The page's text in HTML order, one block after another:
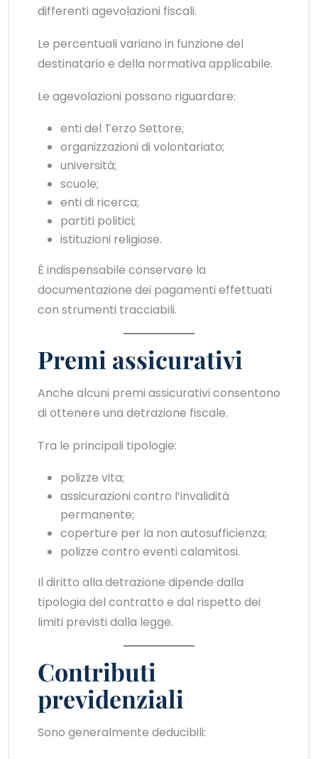
differenti agevolazioni fiscali.
Le percentuali variano in funzione del
destinatario e della normativa applicabile.
Le agevolazioni possono riguardare:
enti del Terzo Settore;
organizzazioni di volontariato;
università;
scuole;
enti di ricerca;
partiti politici;
istituzioni religiose.
È indispensabile conservare la
documentazione dei pagamenti effettuati
con strumenti tracciabili.
Premi assicurativi
Anche alcuni premi assicurativi consentono
di ottenere una detrazione fiscale.
Tra le principali tipologie:
polizze vita;
assicurazioni contro l’invalidità
permanente;
coperture per la non autosufficienza;
polizze contro eventi calamitosi.
Il diritto alla detrazione dipende dalla
tipologia del contratto e dal rispetto dei
limiti previsti dalla legge.
Contributi
previdenziali
Sono generalmente deducibili: